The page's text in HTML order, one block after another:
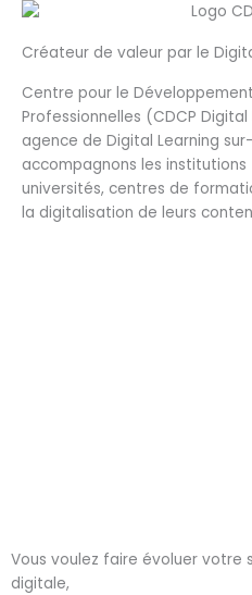
Créateur de valeur par le
Centre pour le
Professionnelles (CDCP
agence de Digital Learning
accompagnons les institutions
universités, centres de
la digitalisation de leurs
Vous voulez faire évoluer votre
digitale,